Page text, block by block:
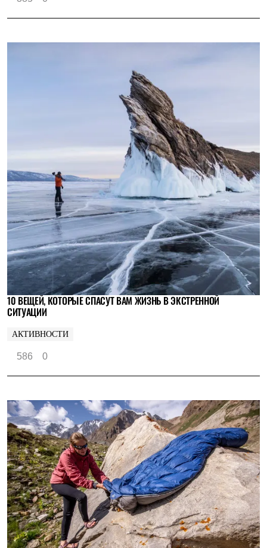
10 ВЕЩЕЙ, КОТОРЫЕ СПАСУТ ВАМ ЖИЗНЬ В ЭКСТРЕННОЙ
СИТУАЦИИ
АКТИВНОСТИ
586 0